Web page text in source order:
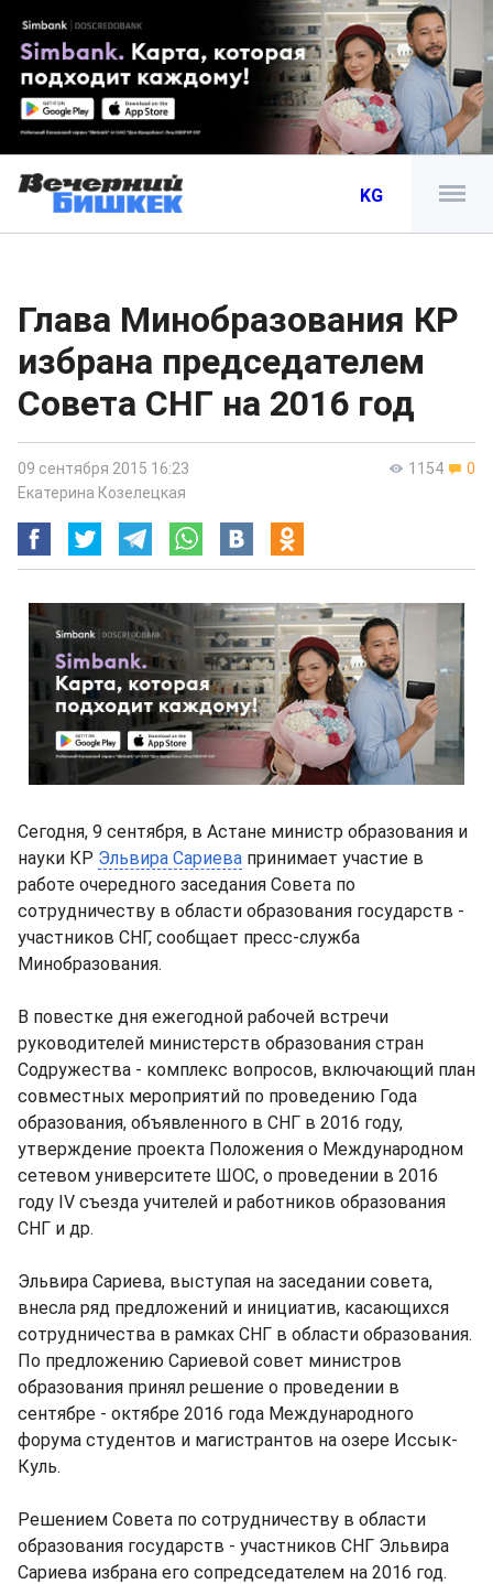
KG
Глава Минобразования КР
избрана председателем
Совета СНГ на 2016 год
1154 0
09 сентября 2015 16:23
Екатерина Козелецкая
Сегодня, 9 сентября, в Астане министр образования и
науки КР Эльвира Сариева принимает участие в
работе очередного заседания Совета по
сотрудничеству в области образования государств -
участников СНГ, сообщает пресс-служба
Минобразования.
В повестке дня ежегодной рабочей встречи
руководителей министерств образования стран
Содружества - комплекс вопросов, включающий план
совместных мероприятий по проведению Года
образования, объявленного в СНГ в 2016 году,
утверждение проекта Положения о Международном
сетевом университете ШОС, о проведении в 2016
году IV съезда учителей и работников образования
СНГ и др.
Эльвира Сариева, выступая на заседании совета,
внесла ряд предложений и инициатив, касающихся
сотрудничества в рамках СНГ в области образования.
По предложению Сариевой совет министров
образования принял решение о проведении в
сентябре - октябре 2016 года Международного
форума студентов и магистрантов на озере Иссык-
Куль.
Решением Совета по сотрудничеству в области
образования государств - участников СНГ Эльвира
Сариева избрана его сопредседателем на 2016 год.